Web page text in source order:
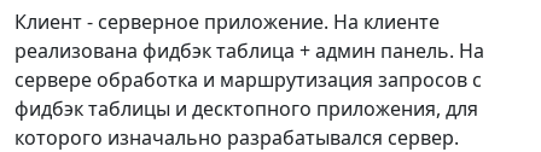
Клиент - серверное приложение. На клиенте
реализована фидбэк таблица + админ панель. На
сервере обработка и маршрутизация запросов с
фидбэк таблицы и десктопного приложения, для
которого изначально разрабатывался сервер.